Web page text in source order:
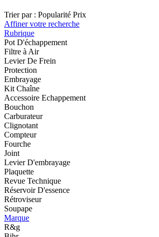
Trier par : Popularité Prix
Affiner votre recherche
Rubrique
Pot D'échappement
Filtre à Air
Levier De Frein
Protection
Embrayage
Kit Chaîne
Accessoire Echappement
Bouchon
Carburateur
Clignotant
Compteur
Fourche
Joint
Levier D'embrayage
Plaquette
Revue Technique
Réservoir D'essence
Rétroviseur
Soupape
Marque
R&g